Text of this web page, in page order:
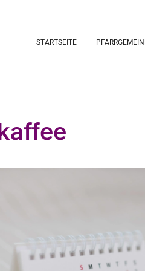
STARTSEITE